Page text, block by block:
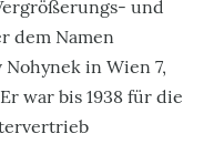
und
dem Namen
in Wien 7,
war bis 1938 für die